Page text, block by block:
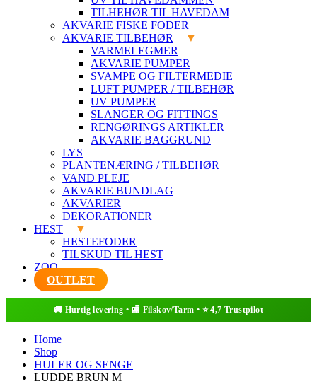
TILHEHØR TIL HAVEDAM
AKVARIE FISKE FODER
AKVARIE TILBEHØR
VARMELEGMER
AKVARIE PUMPER
SVAMPE OG FILTERMEDIE
LUFT PUMPER / TILBEHØR
UV PUMPER
SLANGER OG FITTINGS
RENGØRINGS ARTIKLER
AKVARIE BAGGRUND
LYS
PLANTENÆRING / TILBEHØR
VAND PLEJE
AKVARIE BUNDLAG
AKVARIER
DEKORATIONER
HEST
HESTEFODER
TILSKUD TIL HEST
ZOO
OUTLET
Home
Shop
HULER OG SENGE
LUDDE BRUN M